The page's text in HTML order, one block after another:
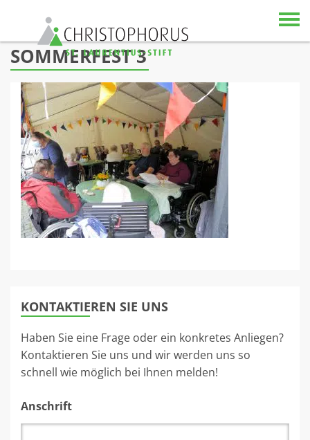
Skip to content
SOMMERFEST 3
KONTAKTIEREN SIE UNS
Haben Sie eine Frage oder ein konkretes Anliegen?
Kontaktieren Sie uns und wir werden uns so
schnell wie möglich bei Ihnen melden!
Anschrift